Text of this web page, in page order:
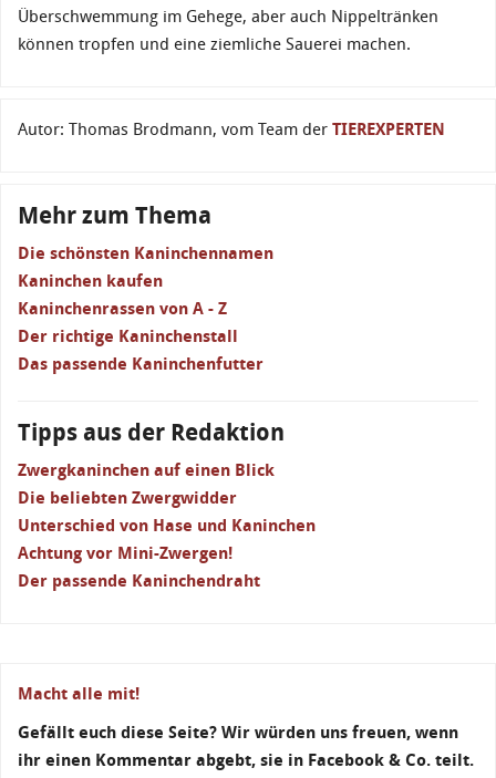
Überschwemmung im Gehege, aber auch Nippeltränken
können tropfen und eine ziemliche Sauerei machen.
Autor: Thomas Brodmann, vom Team der TIEREXPERTEN
Mehr zum Thema
Die schönsten Kaninchennamen
Kaninchen kaufen
Kaninchenrassen von A - Z
Der richtige Kaninchenstall
Das passende Kaninchenfutter
Tipps aus der Redaktion
Zwergkaninchen auf einen Blick
Die beliebten Zwergwidder
Unterschied von Hase und Kaninchen
Achtung vor Mini-Zwergen!
Der passende Kaninchendraht
Macht alle mit!
Gefällt euch diese Seite? Wir würden uns freuen, wenn
ihr einen Kommentar abgebt, sie in Facebook & Co. teilt.